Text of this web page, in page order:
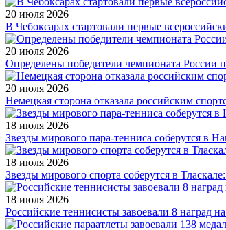
20 июля 2026
В Чебоксарах стартовали первые
20 июля 2026
Определены победители чемпионата России
20 июля 2026
Немецкая сторона отказала российским
18 июля 2026
Звезды мирового пара-тенниса соберутся в
18 июля 2026
Звезды мирового спорта соберутся в
18 июля 2026
Российские теннисисты завоевали 8 наград